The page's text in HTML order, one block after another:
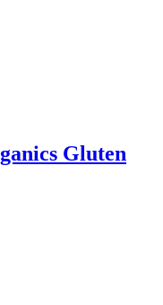
Gluten